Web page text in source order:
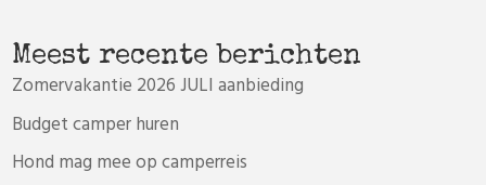
Meest recente berichten
Zomervakantie 2026 JULI aanbieding
Budget camper huren
Hond mag mee op camperreis